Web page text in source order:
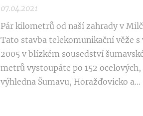
07.04.2021
Pár kilometrů od naší zahrady v
Tato stavba telekomunikační věže
2005 v blízkém sousedství
metrů vystoupáte po 152
výhledna Šumavu, Horažďovicko a...